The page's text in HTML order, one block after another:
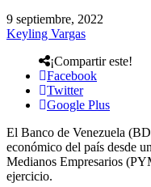
9 septiembre, 2022
Keyling Vargas
¡Compartir este!
Facebook
Twitter
Google Plus
El Banco de Venezuela
económico del país desde
Medianos Empresarios
ejercicio.